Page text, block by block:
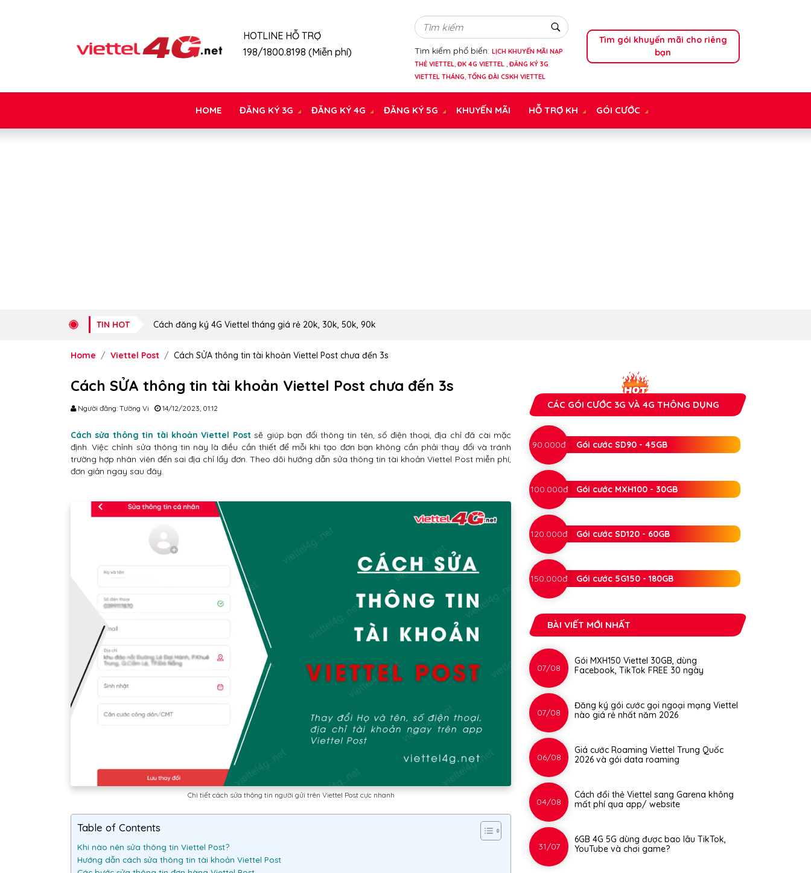
HOTLINE HỖ TRỢ
198/1800.8198 (Miễn phí)
Tìm kiếm phổ biến: LỊCH KHUYẾN MÃI NẠP
THẺ VIETTEL, ĐK 4G VIETTEL , ĐĂNG KÝ 3G
VIETTEL THÁNG, TỔNG ĐÀI CSKH VIETTEL
Tìm gói khuyến mãi cho riêng
bạn
HOME ĐĂNG KÝ 3G ĐĂNG KÝ 4G ĐĂNG KÝ 5G KHUYẾN MÃI HỖ TRỢ KH GÓI CƯỚC
TIN HOT Cách đăng ký 4G Viettel tháng giá rẻ 20k, 30k, 50k, 90k
Home Viettel Post Cách SỬA thông tin tài khoản Viettel Post chưa đến 3s
Cách SỬA thông tin tài khoản Viettel Post chưa đến 3s
Người đăng: Tường Vi 14/12/2023, 01:12
Cách sửa thông tin tài khoản Viettel Postsẽ giúp bạn đổi thông tin tên, số điện thoại, địa chỉ đã cài mặc
định. Việc chỉnh sửa thông tin này là điều cần thiết để mỗi khi tạo đơn bạn không cần phải thay đổi và tránh
trường hợp nhân viên đến sai địa chỉ lấy đơn. Theo dõi hướng dẫn sửa thông tin tài khoản Viettel Post miễn phí,
đơn giản ngay sau đây.
Chi tiết cách sửa thông tin người gửi trên Viettel Post cực nhanh
Table of Contents
Khi nào nên sửa thông tin Viettel Post?
Hướng dẫn cách sửa thông tin tài khoản Viettel Post
CÁC GÓI CƯỚC 3G VÀ 4G THÔNG DỤNG
90.000đ Gói cước SD90 - 45GB
100.000đ Gói cước MXH100 - 30GB
120.000đ Gói cước SD120 - 60GB
150.000đ Gói cước 5G150 - 180GB
BÀI VIẾT MỚI NHẤT
07/08
Gói MXH150 Viettel 30GB, dùng
Facebook, TikTok FREE 30 ngày
07/08
Đăng ký gói cước gọi ngoại mạng Viettel
nào giá rẻ nhất năm 2026
06/08
Giá cước Roaming Viettel Trung Quốc
2026 và gói data roaming
04/08
Cách đổi thẻ Viettel sang Garena không
mất phí qua app/ website
31/07
6GB 4G 5G dùng được bao lâu TikTok,
YouTube và chơi game?